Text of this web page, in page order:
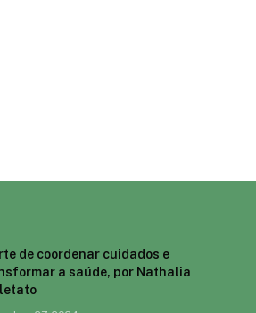
de coordenar cuidados e
a saúde, por Nathalia